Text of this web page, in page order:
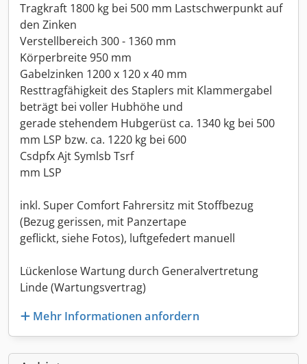
Tragkraft 1800 kg bei 500 mm Lastschwerpunkt auf
den Zinken
Verstellbereich 300 - 1360 mm
Körperbreite 950 mm
Gabelzinken 1200 x 120 x 40 mm
Resttragfähigkeit des Staplers mit Klammergabel
beträgt bei voller Hubhöhe und
gerade stehendem Hubgerüst ca. 1340 kg bei 500
mm LSP bzw. ca. 1220 kg bei 600
Csdpfx Ajt Symlsb Tsrf
mm LSP
inkl. Super Comfort Fahrersitz mit Stoffbezug
(Bezug gerissen, mit Panzertape
geflickt, siehe Fotos), luftgefedert manuell
Lückenlose Wartung durch Generalvertretung
Linde (Wartungsvertrag)
Mehr Informationen anfordern